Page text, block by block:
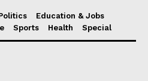
Telegram
Twitter
EmailCopy
Link
Education & Jobs
Sports Health Special